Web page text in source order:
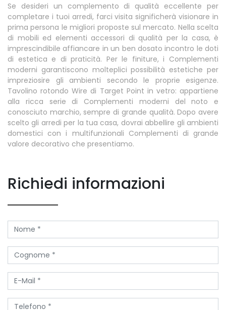
Se desideri un complemento di qualità eccellente per
completare i tuoi arredi, farci visita significherà visionare in
prima persona le migliori proposte sul mercato. Nella scelta
di mobili ed elementi accessori di qualità per la casa, è
imprescindibile affiancare in un ben dosato incontro le doti
di estetica e di praticità. Per le finiture, i Complementi
moderni garantiscono molteplici possibilità estetiche per
impreziosire gli ambienti secondo le proprie esigenze.
Tavolino rotondo Wire di Target Point in vetro: appartiene
alla ricca serie di Complementi moderni del noto e
conosciuto marchio, sempre di grande qualità. Dopo avere
scelto gli arredi per la tua casa, dovrai abbellire gli ambienti
domestici con i multifunzionali Complementi di grande
valore decorativo che presentiamo.
Richiedi informazioni